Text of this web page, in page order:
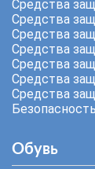
Средства
Средства
Средства
Средства
Средства
Средства
Средства
Обувь